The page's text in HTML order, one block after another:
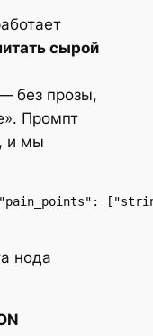
сырой
без прозы,
Промпт
и мы
нода